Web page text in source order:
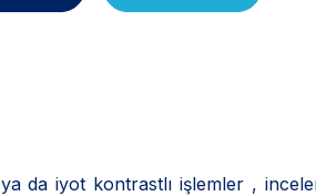
da iyot kontrastlı işlemler ,